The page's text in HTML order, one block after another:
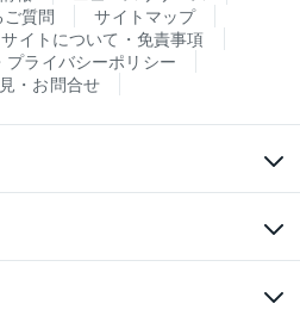
質問
サイトマップ
サイトについて・免責事項
プライバシーポリシー
・お問合せ